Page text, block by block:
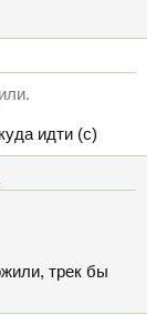
идти (с)
трек бы